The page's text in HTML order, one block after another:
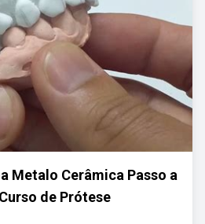
Metalo Cerâmica Passo a
de Prótese